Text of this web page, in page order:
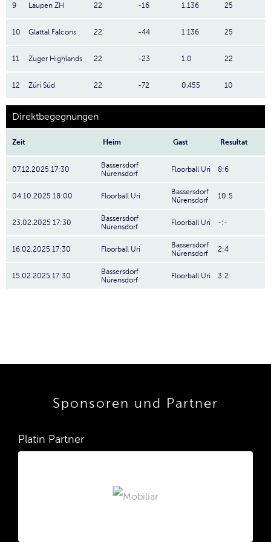
9 Laupen ZH 22 -16 1.136 25
10 Glattal Falcons 22 -44 1.136 25
11 Zuger Highlands 22 -23 1.0 22
12 Züri Süd 22 -72 0.455 10
Direktbegegnungen
Zeit Heim Gast Resultat
07.12.2025 17:30
Bassersdorf
Nürensdorf
Floorball Uri 8:6
04.10.2025 18:00 Floorball Uri
Bassersdorf
Nürensdorf
10:5
23.02.2025 17:30
Bassersdorf
Nürensdorf
Floorball Uri -:-
16.02.2025 17:30 Floorball Uri
Bassersdorf
Nürensdorf
2:4
15.02.2025 17:30
Bassersdorf
Nürensdorf
Floorball Uri 3:2
Sponsoren und Partner
Platin Partner